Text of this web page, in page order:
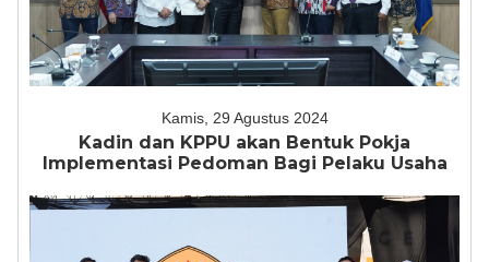
Kamis, 29 Agustus 2024
Kadin dan KPPU akan Bentuk Pokja
Implementasi Pedoman Bagi Pelaku Usaha